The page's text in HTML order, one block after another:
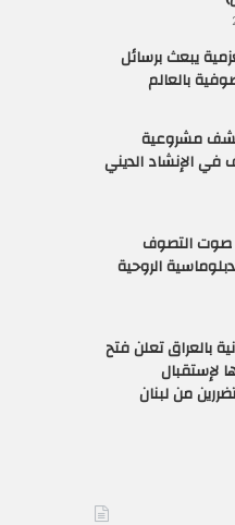
يبعث برسائل
بالعالم
مشروعية
في الإنشاد الديني
صوت التصوف
الروحية
بالعراق تعلن فتح
لإستقبال
من لبنان